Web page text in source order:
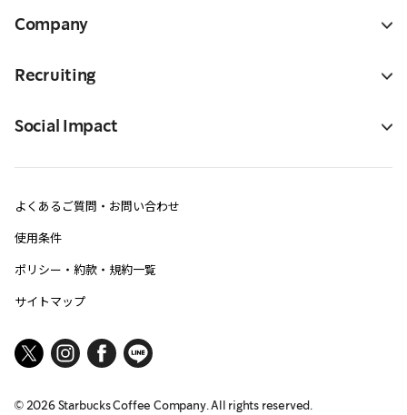
Company
Recruiting
Social Impact
よくあるご質問・お問い合わせ
使用条件
ポリシー・約款・規約一覧
サイトマップ
© 2026Starbucks Coffee Company. All rights reserved.